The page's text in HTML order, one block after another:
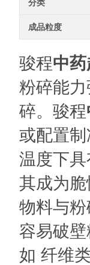
分类
成品粒度
骏程中
粉碎能
碎。骏程
或配置
温度下
其成为
物料与
容易破
如 纤维